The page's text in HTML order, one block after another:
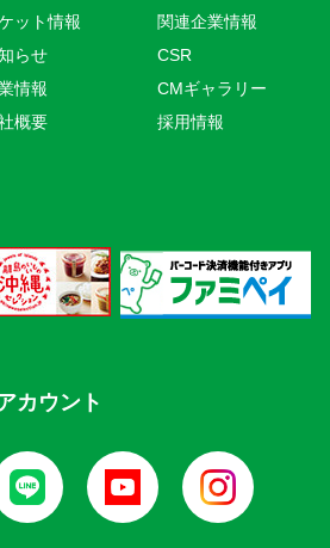
ット情報
らせ
情報
概要
関連企業情報
CSR
CMギャラリー
採用情報
カウント